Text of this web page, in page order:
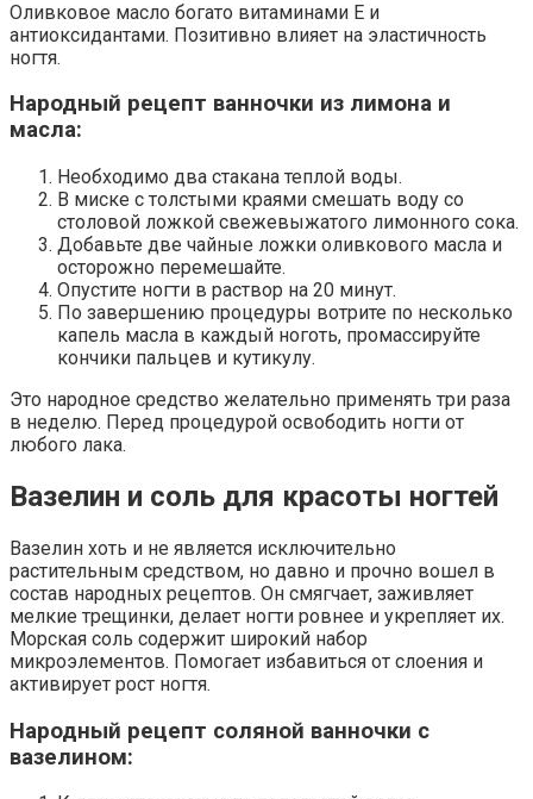
Оливковое масло богато витаминами Е и
антиоксидантами. Позитивно влияет на эластичность
ногтя.
Народный рецепт ванночки из лимона и
масла:
Необходимо два стакана теплой воды.
В миске с толстыми краями смешать воду со
столовой ложкой свежевыжатого лимонного сока.
Добавьте две чайные ложки оливкового масла и
осторожно перемешайте.
Опустите ногти в раствор на 20 минут.
По завершению процедуры вотрите по несколько
капель масла в каждый ноготь, промассируйте
кончики пальцев и кутикулу.
Это народное средство желательно применять три раза
в неделю. Перед процедурой освободить ногти от
любого лака.
Вазелин и соль для красоты ногтей
Вазелин хоть и не является исключительно
растительным средством, но давно и прочно вошел в
состав народных рецептов. Он смягчает, заживляет
мелкие трещинки, делает ногти ровнее и укрепляет их.
Морская соль содержит широкий набор
микроэлементов. Помогает избавиться от слоения и
активирует рост ногтя.
Народный рецепт соляной ванночки с
вазелином: